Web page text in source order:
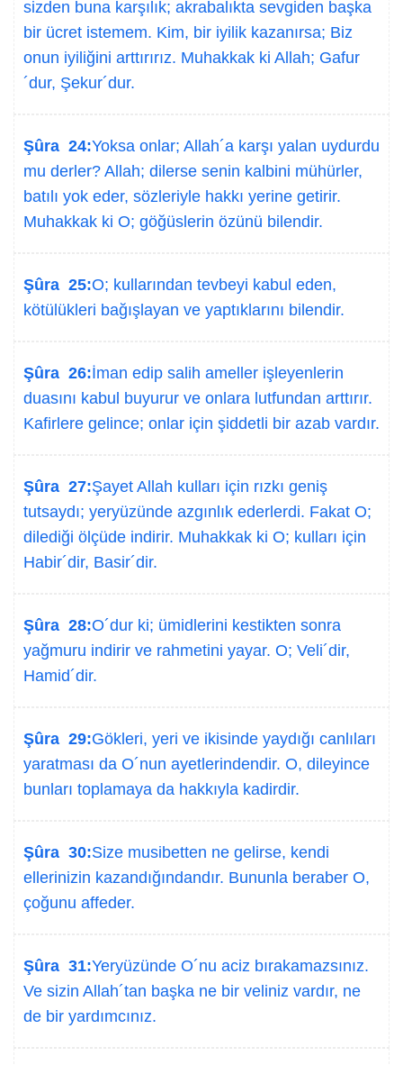
sizden buna karşılık; akrabalıkta sevgiden başka
bir ücret istemem. Kim, bir iyilik kazanırsa; Biz
onun iyiliğini arttırırız. Muhakkak ki Allah; Gafur
´dur, Şekur´dur.
Şûra 24:Yoksa onlar; Allah´a karşı yalan uydurdu
mu derler? Allah; dilerse senin kalbini mühürler,
batılı yok eder, sözleriyle hakkı yerine getirir.
Muhakkak ki O; göğüslerin özünü bilendir.
Şûra 25:O; kullarından tevbeyi kabul eden,
kötülükleri bağışlayan ve yaptıklarını bilendir.
Şûra 26:İman edip salih ameller işleyenlerin
duasını kabul buyurur ve onlara lutfundan arttırır.
Kafirlere gelince; onlar için şiddetli bir azab vardır.
Şûra 27:Şayet Allah kulları için rızkı geniş
tutsaydı; yeryüzünde azgınlık ederlerdi. Fakat O;
dilediği ölçüde indirir. Muhakkak ki O; kulları için
Habir´dir, Basir´dir.
Şûra 28:O´dur ki; ümidlerini kestikten sonra
yağmuru indirir ve rahmetini yayar. O; Veli´dir,
Hamid´dir.
Şûra 29:Gökleri, yeri ve ikisinde yaydığı canlıları
yaratması da O´nun ayetlerindendir. O, dileyince
bunları toplamaya da hakkıyla kadirdir.
Şûra 30:Size musibetten ne gelirse, kendi
ellerinizin kazandığındandır. Bununla beraber O,
çoğunu affeder.
Şûra 31:Yeryüzünde O´nu aciz bırakamazsınız.
Ve sizin Allah´tan başka ne bir veliniz vardır, ne
de bir yardımcınız.